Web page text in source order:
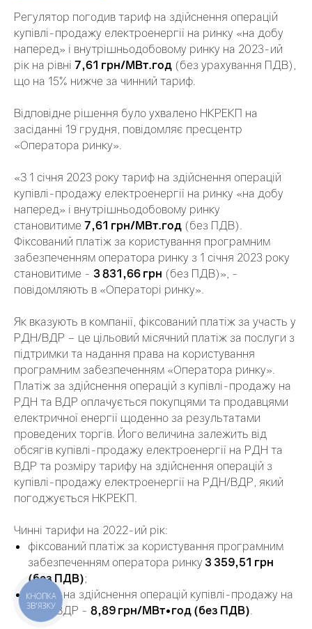
Регулятор погодив тариф на здійснення операцій
купівлі-продажу електроенергії на ринку «на добу
наперед» і внутрішньодобовому ринку на 2023-ий
рік на рівні 7,61 грн/МВт.год (без урахування ПДВ),
що на 15% нижче за чинний тариф.
Відповідне рішення було ухвалено НКРЕКП на
засіданні 19 грудня, повідомляє пресцентр
«Оператора ринку».
«З 1 січня 2023 року тариф на здійснення операцій
купівлі-продажу електроенергії на ринку «на добу
наперед» і внутрішньодобовому ринку
становитиме 7,61 грн/МВт.год (без ПДВ).
Фіксований платіж за користування програмним
забезпеченням оператора ринку з 1 січня 2023 року
становитиме - 3 831,66 грн (без ПДВ)», -
повідомляють в «Операторі ринку».
Як вказують в компанії, фіксований платіж за участь у
РДН/ВДР – це цільовий місячний платіж за послуги з
підтримки та надання права на користування
програмним забезпеченням «Оператора ринку».
Платіж за здійснення операцій з купівлі-продажу на
РДН та ВДР оплачується покупцями та продавцями
електричної енергії щоденно за результатами
проведених торгів. Його величина залежить від
обсягів купівлі-продажу електроенергії на РДН та
ВДР та розміру тарифу на здійснення операцій з
купівлі-продажу електроенергії на РДН/ВДР, який
погоджується НКРЕКП.
Чинні тарифи на 2022-ий рік:
фіксований платіж за користування програмним
забезпеченням оператора ринку 3 359,51 грн
(без ПДВ);
тариф на здійснення операцій купівлі-продажу на
РДН/ВДР - 8,89 грн/МВт•год (без ПДВ).
КНОПКА
ЗВ'ЯЗКУ